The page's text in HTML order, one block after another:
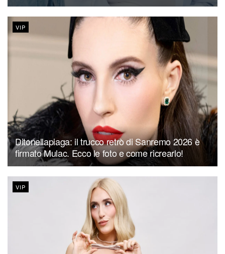
VIP
Ditonellapiaga: il trucco retrò di Sanremo 2026 è
firmato Mulac. Ecco le foto e come ricrearlo!
VIP